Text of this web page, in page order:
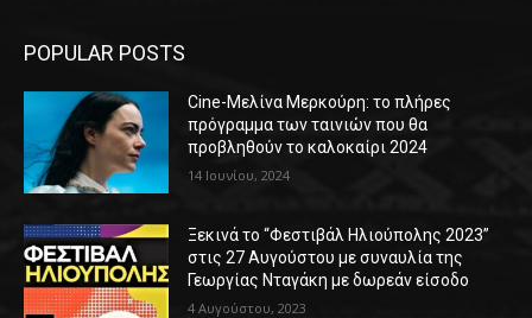
POPULAR POSTS
Cine-Μελίνα Μερκούρη: το πλήρες
πρόγραμμα των ταινιών που θα
προβληθούν το καλοκαίρι 2024
14 Ιουνίου, 2024
Ξεκινά το “Φεστιβάλ Ηλιούπολης 2023”
στις 27 Αυγούστου με συναυλία της
Γεωργίας Νταγάκη με δωρεάν είσοδο
4 Αυγούστου, 2023